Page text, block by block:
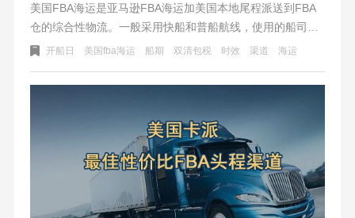
美国FBA海运是亚马逊FBA海运加美国本地尾程派送到FBA
仓的综合性物流。一般采用快船和普船航线，使用的船司有
美森轮船、以星航运、长荣海运等。都是时效比较快的美国
地址远近来衡量。
开船日 美国fba海运 船期 双清包税 时效 渠道 海运